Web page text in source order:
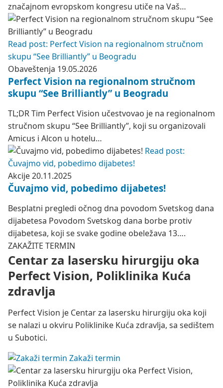
značajnom evropskom kongresu utiče na Vaš…
Read post: Perfect Vision na regionalnom stručnom
skupu “See Brilliantly” u Beogradu
Obaveštenja 19.05.2026
Perfect Vision na regionalnom stručnom
skupu “See Brilliantly” u Beogradu
TL;DR Tim Perfect Vision učestvovao je na regionalnom
stručnom skupu “See Brilliantly”, koji su organizovali
Amicus i Alcon u hotelu…
Read post:
Čuvajmo vid, pobedimo dijabetes!
Akcije20.11.2025
Čuvajmo vid, pobedimo dijabetes!
Besplatni pregledi očnog dna povodom Svetskog dana
dijabetesa Povodom Svetskog dana borbe protiv
dijabetesa, koji se svake godine obeležava 13….
ZAKAŽITE TERMIN
Centar za lasersku hirurgiju oka
Perfect Vision, Poliklinika Kuća
zdravlja
Perfect Vision je Centar za lasersku hirurgiju oka koji
se nalazi u okviru Poliklinike Kuća zdravlja, sa sedištem
u Subotici.
Zakaži termin